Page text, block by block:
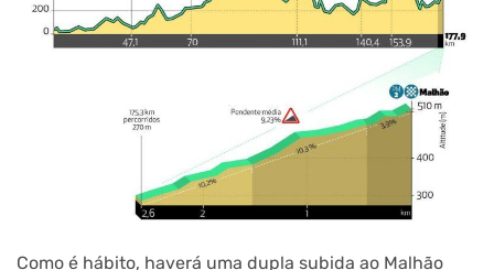
Como é hábito, haverá uma dupla subida ao Malhão